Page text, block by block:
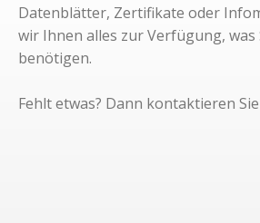
Datenblätter, Zertifikate oder
wir Ihnen alles zur Verfügung,
benötigen.
Fehlt etwas? Dann kontaktieren